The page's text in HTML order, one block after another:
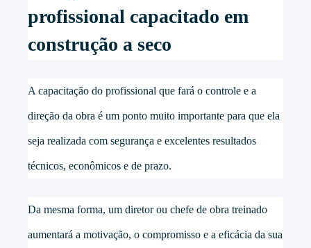
profissional capacitado em
construção a seco
A capacitação do profissional que fará o controle e a
direção da obra é um ponto muito importante para que ela
seja realizada com segurança e excelentes resultados
técnicos, econômicos e de prazo.
Da mesma forma, um diretor ou chefe de obra treinado
aumentará a motivação, o compromisso e a eficácia da sua